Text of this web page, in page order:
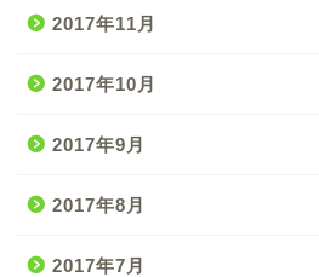
2017年11月
2017年10月
2017年9月
2017年8月
2017年7月